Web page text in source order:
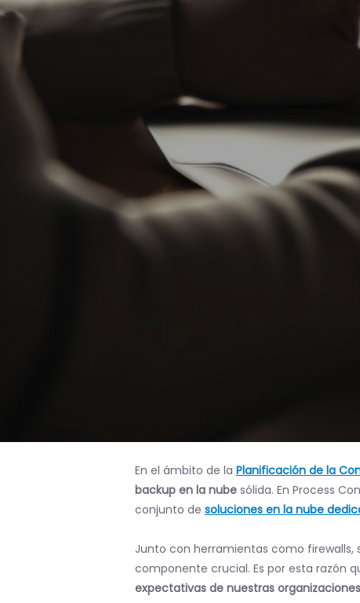
En el ámbito de la Planificación de la
backup en la nube sólida. En Process
conjunto de soluciones en la nube
Junto con herramientas como firewalls,
componente crucial. Es por esta razón
expectativas de nuestras organizaciones